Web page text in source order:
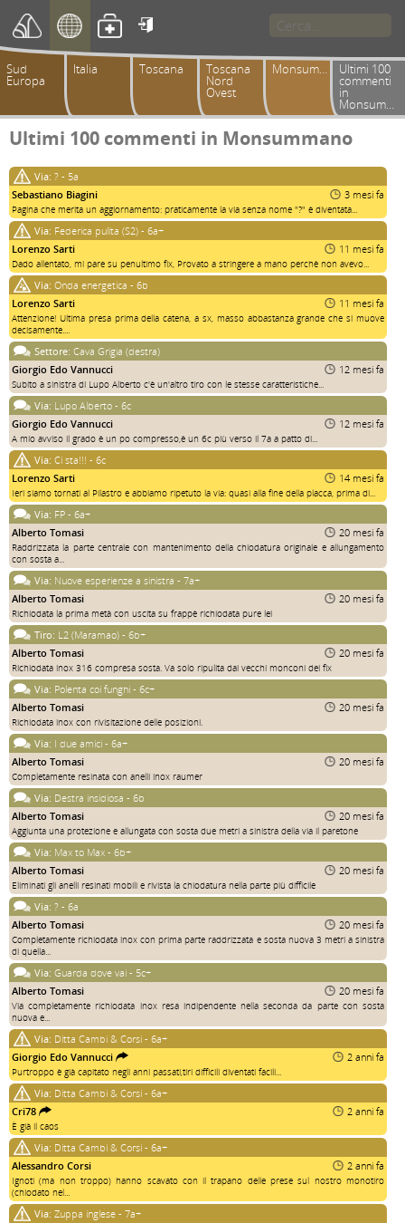

Sud
Europa
Italia Toscana Toscana
Nord
Ovest
Monsummano Ultimi 100
commenti
in
Monsummano
Ultimi 100 commenti in Monsummano
Via: ? - 5a
Sebastiano Biagini
3 mesi fa
Pagina che merita un aggiornamento: praticamente la via senza nome "?" è diventata...
Via: Federica pulita (S2) - 6a+
Lorenzo Sarti
11 mesi fa
Dado allentato, mi pare su penultimo fix, Provato a stringere a mano perchè non avevo...
Via: Onda energetica - 6b
Lorenzo Sarti
11 mesi fa
Attenzione! Ultima presa prima della catena, a sx, masso abbastanza grande che si muove
decisamente....
Settore: Cava Grigia (destra)
Giorgio Edo Vannucci
12 mesi fa
Subito a sinistra di Lupo Alberto c'è un'altro tiro con le stesse caratteristiche...
Via: Lupo Alberto - 6c
Giorgio Edo Vannucci
12 mesi fa
A mio avviso il grado è un po compresso,è un 6c più verso il 7a a patto di...
Via: Ci sta!!! - 6c
Lorenzo Sarti
14 mesi fa
Ieri siamo tornati al Pilastro e abbiamo ripetuto la via: quasi alla fine della placca, prima di...
Via: FP - 6a+
Alberto Tomasi
20 mesi fa
Raddrizzata la parte centrale con mantenimento della chiodatura originale e allungamento
con sosta a...
Via: Nuove esperienze a sinistra - 7a+
Alberto Tomasi
20 mesi fa
Richiodata la prima metà con uscita su frappè richiodata pure lei
Tiro: L2 (Maramao) - 6b+
Alberto Tomasi
20 mesi fa
Richiodata inox 316 compresa sosta. Va solo ripulita dai vecchi monconi dei fix
Via: Polenta coi funghi - 6c+
Alberto Tomasi
20 mesi fa
Richiodata inox con rivisitazione delle posizioni.
Via: I due amici - 6a+
Alberto Tomasi
20 mesi fa
Completamente resinata con anelli inox raumer
Via: Destra insidiosa - 6b
Alberto Tomasi
20 mesi fa
Aggiunta una protezione e allungata con sosta due metri a sinistra della via il paretone
Via: Max to Max - 6b+
Alberto Tomasi
20 mesi fa
Eliminati gli anelli resinati mobili e rivista la chiodatura nella parte più difficile
Via: ? - 6a
Alberto Tomasi
20 mesi fa
Completamente richiodata inox con prima parte raddrizzata e sosta nuova 3 metri a sinistra
di quella...
Via: Guarda dove vai - 5c+
Alberto Tomasi
20 mesi fa
Via completamente richiodata inox resa indipendente nella seconda da parte con sosta
nuova e...
Via: Ditta Cambi & Corsi - 6a+
Giorgio Edo Vannucci
2 anni fa
Purtroppo è già capitato negli anni passati,tiri difficili diventati facili...
Via: Ditta Cambi & Corsi - 6a+
Cri78
2 anni fa
È già il caos
Via: Ditta Cambi & Corsi - 6a+
Alessandro Corsi
2 anni fa
Ignoti (ma non troppo) hanno scavato con il trapano delle prese sul nostro monotiro
(chiodato nel...
Via: Zuppa inglese - 7a+